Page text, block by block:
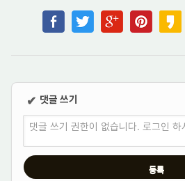
✔ 댓글 쓰기
댓글 쓰기 권한이 없습니다. 로그인 하